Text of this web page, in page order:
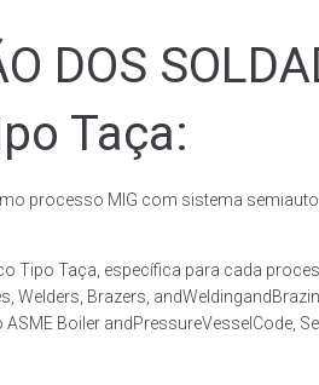
DOS
Taça:
processo MIG com sistema
Tipo Taça, específica para cada
Welders, Brazers,
Boiler andPressureVesselCode,